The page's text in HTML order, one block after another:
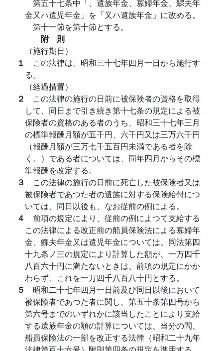
第五十七条中「、遺族年金、寡婦年金、鰥夫年
金又ハ遺児年金」を「又ハ遺族年金」に改める。
第十一節を第十節とする。
附 則
（施行期日）
１ この法律は、昭和三十七年四月一日から施行す
る。
（経過措置）
２ この法律の施行の日前に被保険者の資格を取得
して、同日まで引き続き第十七条の規定による被
保険者の資格のある者のうち、昭和三十七年三月
の標準報酬月額が五千円、六千円又は三万六千円
（報酬月額が三万七千五百円未満である者を除
く。）である者については、同年四月からその標
準報酬を改定する。
３ この法律の施行の日前に死亡した被保険者又は
被保険者であつた者の遺族に対する保険給付につ
いては、同日以後も、なお従前の例による。
４ 前項の規定により、従前の例によつて支給する
この法律による改正前の船員保険法による寡婦年
金、鰥夫年金又は遺児年金については、同法第四
十九条ノ三の規定により計算した額が、一万四千
八百六十円に満たないときは、前項の規定にかか
わらず、これを一万四千八百八十円とする。
５ 昭和二十七年四月一日前及び同日以後において
被保険者であつた者に関し、第五十条第四号から
第六号までのいずれかに該当したことにより支給
する遺族年金の額の計算については、当分の間、
船員保険法の一部を改正する法律（昭和二十九年